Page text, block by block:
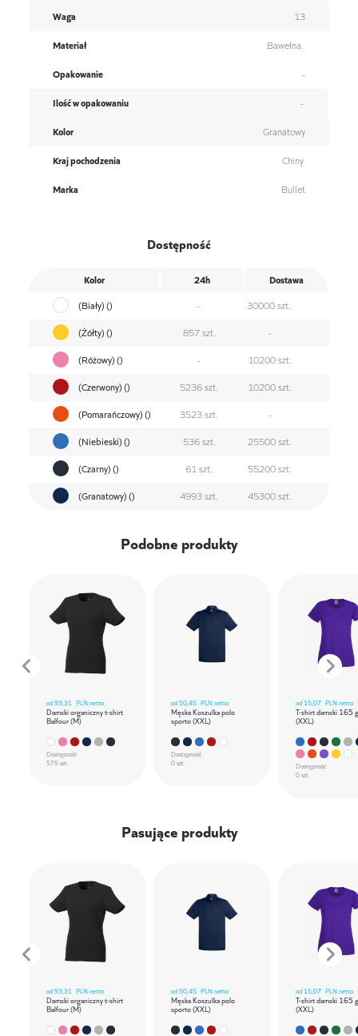
Waga 13
Materiał Bawełna.
Opakowanie -
Ilość w opakowaniu -
Kolor Granatowy
Kraj pochodzenia Chiny
Marka Bullet
Dostępność
Kolor 24h
Dostawa
(Biały) ()
-
30000 szt.
(Żółty) ()
857 szt.
-
(Różowy) ()
-
10200 szt.
(Czerwony) ()
5236 szt.
10200 szt.
(Pomarańczowy) ()
3523 szt.
-
(Niebieski) ()
536 szt.
25500 szt.
(Czarny) ()
61 szt.
55200 szt.
(Granatowy) ()
4993 szt. 45300 szt.
Podobne produkty
od93,31 PLN netto
Damski organiczny t-shirt
Balfour (M)
Dostępność
575 szt.
od50,45 PLN netto
Męska Koszulka polo
sporto (XXL)
Dostępność
0 szt.
od 15,07 PLN netto
T-shirt damski 165
(XXL)
Dostępność
0 szt.
Pasujące produkty
od93,31 PLN netto
Damski organiczny t-shirt
Balfour (M)
od50,45 PLN netto
Męska Koszulka polo
sporto (XXL)
od 15,07 PLN netto
T-shirt damski 165
(XXL)